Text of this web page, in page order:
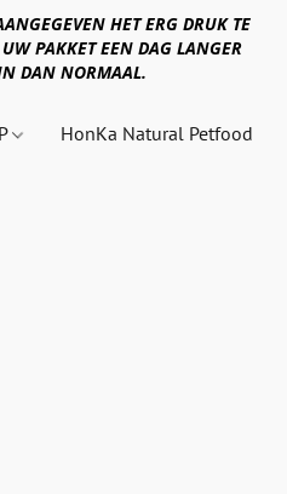
HET ERG DRUK TE
PAKKET EEN DAG LANGER
DAN NORMAAL.
HonKa Natural Petfood